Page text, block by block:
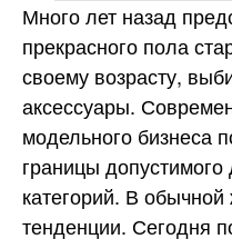
Много лет назад
прекрасного пола
своему возрасту,
аксессуары.
модельного бизнеса
границы
категорий. В
тенденции. Сегодня